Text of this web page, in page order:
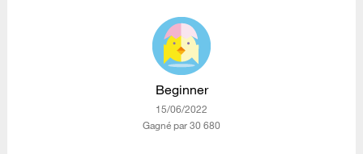
Beginner
‎15/06/2022
Gagné par 30 680